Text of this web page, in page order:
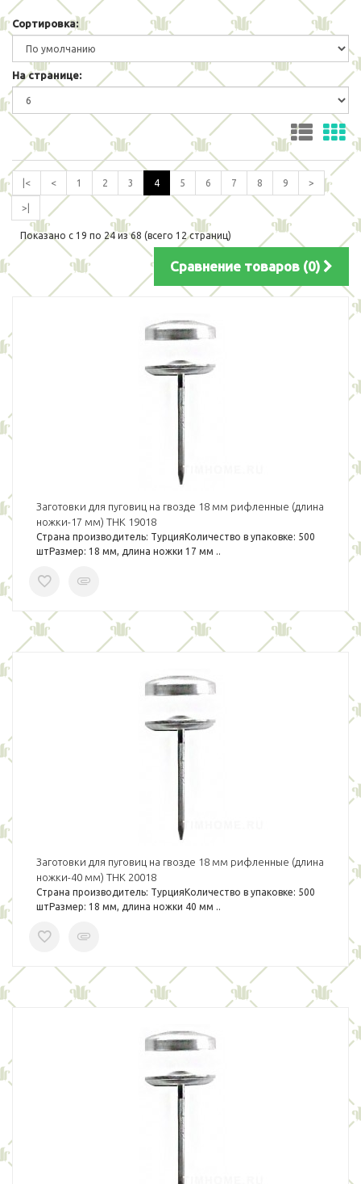
Сортировка:
На странице:
|< < 1 2 3 4 5 6 7 8 9 >
>|
Показано с 19 по 24 из 68 (всего 12 страниц)
Сравнение товаров (0)
Заготовки для пуговиц на гвозде 18 мм рифленные (длина
ножки-17 мм) THK 19018
Страна производитель: ТурцияКоличество в упаковке: 500
штРазмер: 18 мм, длина ножки 17 мм ..
Заготовки для пуговиц на гвозде 18 мм рифленные (длина
ножки-40 мм) THK 20018
Страна производитель: ТурцияКоличество в упаковке: 500
штРазмер: 18 мм, длина ножки 40 мм ..